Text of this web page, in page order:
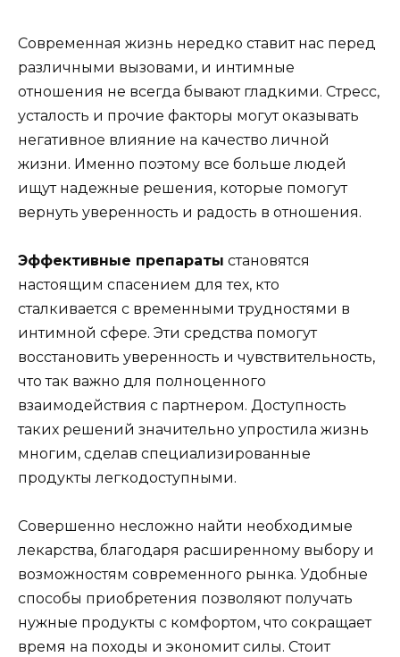
Современная жизнь нередко ставит нас перед
различными вызовами, и интимные
отношения не всегда бывают гладкими. Стресс,
усталость и прочие факторы могут оказывать
негативное влияние на качество личной
жизни. Именно поэтому все больше людей
ищут надежные решения, которые помогут
вернуть уверенность и радость в отношения.
Эффективные препараты становятся
настоящим спасением для тех, кто
сталкивается с временными трудностями в
интимной сфере. Эти средства помогут
восстановить уверенность и чувствительность,
что так важно для полноценного
взаимодействия с партнером. Доступность
таких решений значительно упростила жизнь
многим, сделав специализированные
продукты легкодоступными.
Совершенно несложно найти необходимые
лекарства, благодаря расширенному выбору и
возможностям современного рынка. Удобные
способы приобретения позволяют получать
нужные продукты с комфортом, что сокращает
время на походы и экономит силы. Стоит